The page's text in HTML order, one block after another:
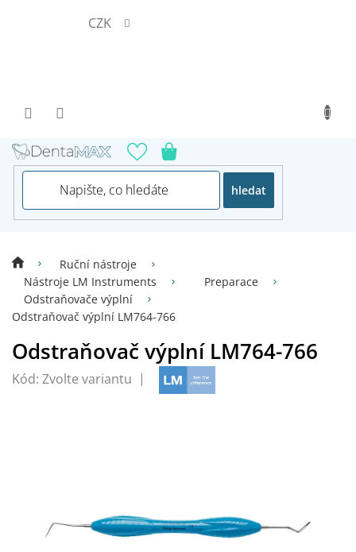
CZK
hledat
Ruční nástroje
Nástroje LM Instruments
Preparace
Odstraňovače výplní
Odstraňovač výplní LM764-766
Odstraňovač výplní LM764-766
Kód: Zvolte variantu